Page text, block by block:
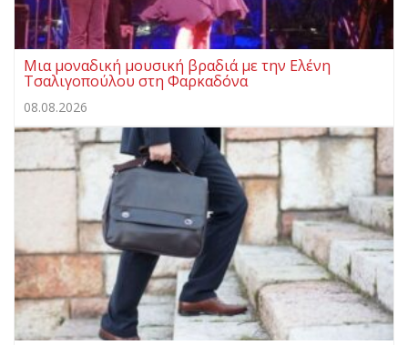
Μια μοναδική μουσική βραδιά με την Ελένη
Τσαλιγοπούλου στη Φαρκαδόνα
08.08.2026